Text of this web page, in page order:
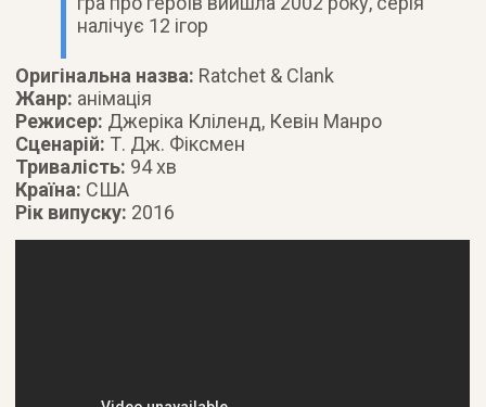
налічує 12 ігор
Оригінальна назва: Ratchet & Clank
Жанр: анімація
Режисер: Джеріка Кліленд, Кевін Манро
Сценарій: Т. Дж. Фіксмен
Тривалість: 94 хв
Країна: США
Рік випуску: 2016